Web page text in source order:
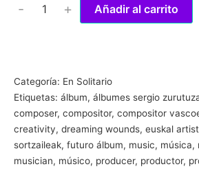
WOUNDS
(2024)
-
PROXIMAMENTE
cantidad
- + Añadir al carrito
Categoría: En Solitario
Etiquetas: álbum, álbumes sergio
composer, compositor, compositor
creativity, dreaming wounds, euskal
sortzaileak, futuro álbum, music, música,
musician, músico, producer, productor,